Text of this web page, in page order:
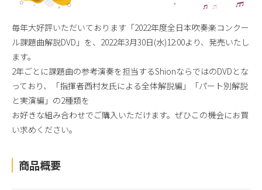
毎年大好評いただいております「2022年度全日本吹奏楽コンクー
ル課題曲解説DVD」を、2022年3月30日(水)12:00より、発売いたし
ます。
2年ごとに課題曲の参考演奏を担当するShionならではのDVDとな
っており、「指揮者西村友氏による全体解説編」「パート別解説
と実演編」の2種類を
お好きな組み合わせでご購入いただけます。ぜひこの機会にお買
い求めください。
商品概要